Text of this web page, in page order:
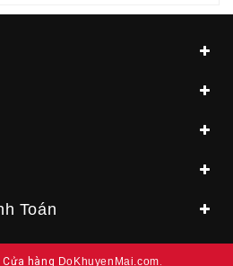
Toán
hàng DoKhuyenMai.com